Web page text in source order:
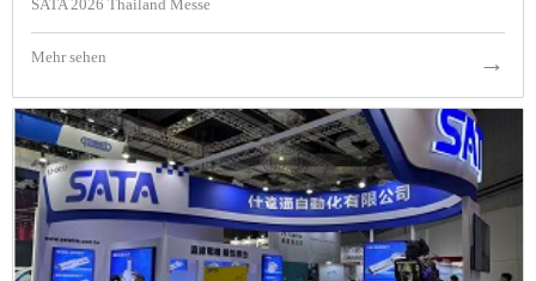
SATA 2026 Thailand Messe
Mehr sehen →